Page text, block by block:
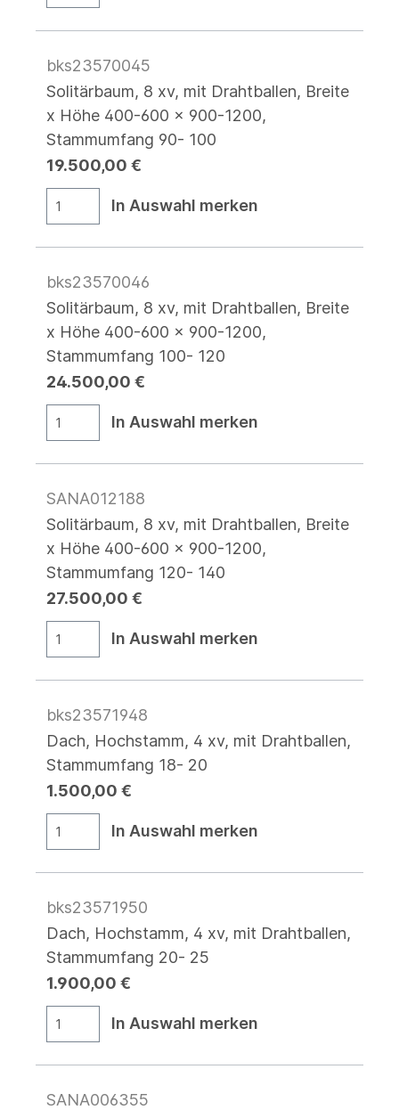
bks23570045
Solitärbaum, 8 xv, mit Drahtballen, Breite
x Höhe 400-600 x 900-1200,
Stammumfang 90- 100
19.500,00 €
In Auswahl merken
bks23570046
Solitärbaum, 8 xv, mit Drahtballen, Breite
x Höhe 400-600 x 900-1200,
Stammumfang 100- 120
24.500,00 €
In Auswahl merken
SANA012188
Solitärbaum, 8 xv, mit Drahtballen, Breite
x Höhe 400-600 x 900-1200,
Stammumfang 120- 140
27.500,00 €
In Auswahl merken
bks23571948
Dach, Hochstamm, 4 xv, mit Drahtballen,
Stammumfang 18- 20
1.500,00 €
In Auswahl merken
bks23571950
Dach, Hochstamm, 4 xv, mit Drahtballen,
Stammumfang 20- 25
1.900,00 €
In Auswahl merken
SANA006355